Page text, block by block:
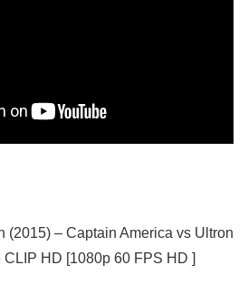
(2015) – Captain America vs Ultron
HD [1080p 60 FPS HD ]